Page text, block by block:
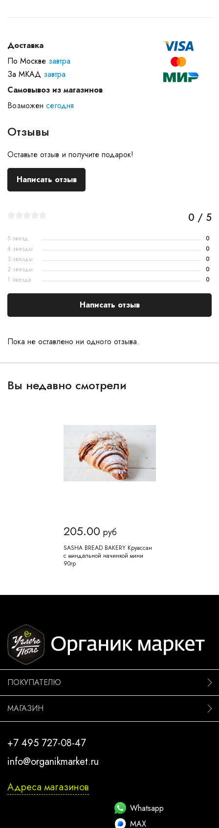
Доставка
По Москве завтра
За МКАД завтра
Самовывоз из магазинов
Возможен сегодня
Отзывы
Оставьте отзыв и получите подарок!
Написать отзыв
Пока не оставлено ни одного отзыва.
0 / 5
5 звезд
0
4 звезды
0
3 звезды
0
2 звезды
0
1 звезда
0
Написать отзыв
Вы недавно смотрели
205.00 руб
SASHA BREAD BAKERY Круассан
с миндальной начинкой мини
90гр
ПОКУПАТЕЛЮ
МАГАЗИН
+7 495 727-08-47
info@organikmarket.ru
Адреса магазинов
Whatsapp
MAX